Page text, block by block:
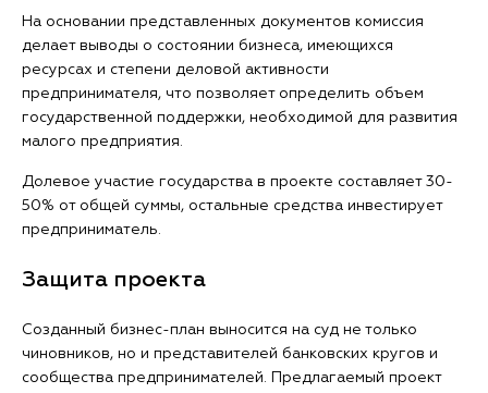
На основании представленных документов комиссия
делает выводы о состоянии бизнеса, имеющихся
ресурсах и степени деловой активности
предпринимателя, что позволяет определить объем
государственной поддержки, необходимой для развития
малого предприятия.
Долевое участие государства в проекте составляет 30-
50% от общей суммы, остальные средства инвестирует
предприниматель.
Защита проекта
Созданный бизнес-план выносится на суд не только
чиновников, но и представителей банковских кругов и
сообщества предпринимателей. Предлагаемый проект